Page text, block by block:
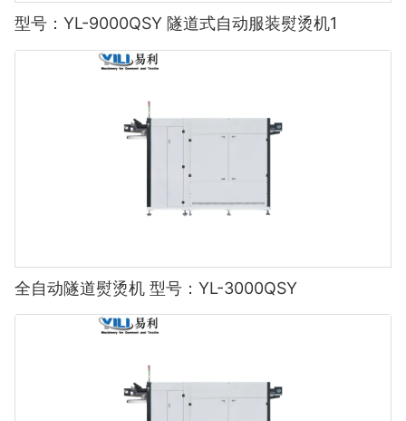
型号：YL-9000QSY 隧道式自动服装熨烫机1
全自动隧道熨烫机 型号：YL-3000QSY